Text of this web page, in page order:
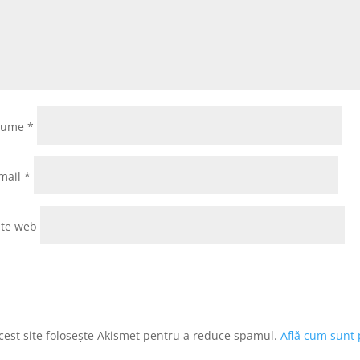
*
*
web
site folosește Akismet pentru a reduce spamul. Află cum sunt